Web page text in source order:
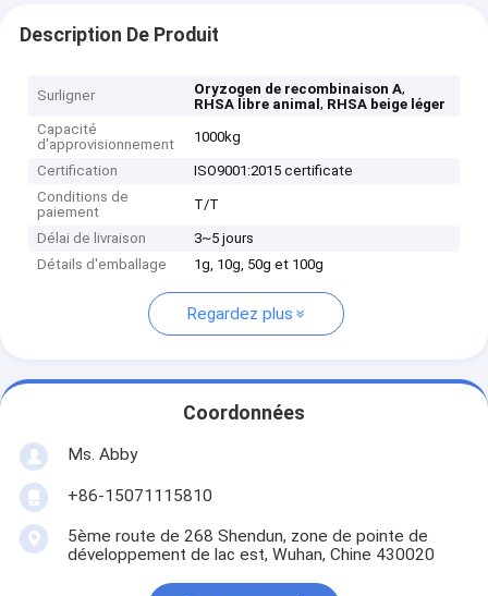
Description De Produit
Surligner Oryzogen de recombinaison A,
RHSA libre animal, RHSA beige léger
Capacité
d'approvisionnement
1000kg
Certification
ISO9001:2015 certificate
Conditions de
paiement
T/T
Délai de livraison
3~5 jours
Détails d'emballage
1g, 10g, 50g et 100g
Regardez plus
Coordonnées
Ms. Abby
+86-15071115810
5ème route de 268 Shendun, zone de pointe de
développement de lac est, Wuhan, Chine 430020